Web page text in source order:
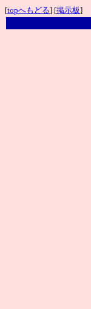
[topへもどる] [掲示板]